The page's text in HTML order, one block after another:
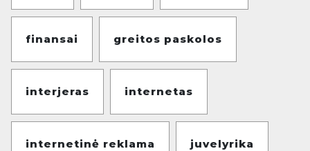
finansai greitos paskolos
interjeras internetas
internetinė reklama juvelyrika